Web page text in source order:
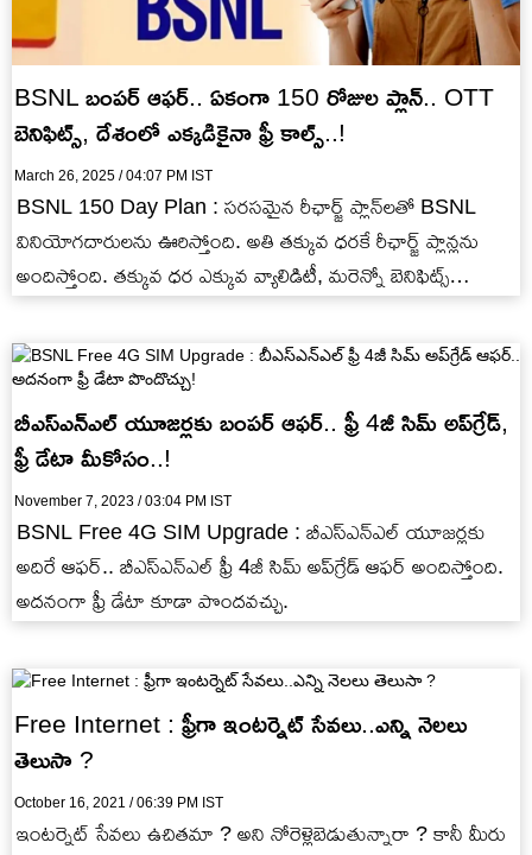
BSNL బంపర్ ఆఫర్.. ఏకంగా 150 రోజుల ప్లాన్.. OTT
బెనిఫిట్స్, దేశంలో ఎక్కడికైనా ఫ్రీ కాల్స్..!
March 26, 2025 / 04:07 PM IST
BSNL 150 Day Plan : సరసమైన రీఛార్జ్ ప్లాన్‌లతో BSNL
వినియోగదారులను ఊరిస్తోంది. అతి తక్కువ ధరకే రీఛార్జ్ ప్లాన్లను
అందిస్తోంది. తక్కువ ధర ఎక్కువ వ్యాలిడిటీ, మరెన్నో బెనిఫిట్స్
బీఎస్ఎన్ఎల్ యూజర్లకు బంపర్ ఆఫర్.. ఫ్రీ 4జీ సిమ్ అప్‌గ్రేడ్,
ఫ్రీ డేటా మీకోసం..!
November 7, 2023 / 03:04 PM IST
BSNL Free 4G SIM Upgrade : బీఎస్ఎన్ఎల్ యూజర్లకు
అదిరే ఆఫర్.. బీఎస్ఎన్ఎల్ ఫ్రీ 4జీ సిమ్ అప్‌గ్రేడ్ ఆఫర్ అందిస్తోంది.
అదనంగా ఫ్రీ డేటా కూడా పొందవచ్చు.
Free Internet : ఫ్రీగా ఇంటర్నెట్ సేవలు..ఎన్ని నెలలు
తెలుసా ?
October 16, 2021 / 06:39 PM IST
ఇంటర్నెట్ సేవలు ఉచితమా ? అని నోరెళ్లెబెడుతున్నారా ? కానీ మీరు